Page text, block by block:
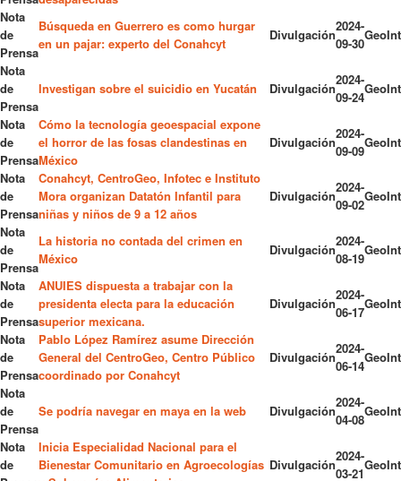
Nota
de
Prensa
Búsqueda en Guerrero es como hurgar
en un pajar: experto del Conahcyt
Divulgación
2024-
09-30
GeoInt
Nota
de
Prensa
Investigan sobre el suicidio en Yucatán Divulgación
2024-
09-24
GeoInt
Nota
de
Prensa
Cómo la tecnología geoespacial expone
el horror de las fosas clandestinas en
México
Divulgación
2024-
09-09
GeoInt
Nota
de
Prensa
Conahcyt, CentroGeo, Infotec e Instituto
Mora organizan Datatón Infantil para
niñas y niños de 9 a 12 años
Divulgación
2024-
09-02
GeoInt
Nota
de
Prensa
La historia no contada del crimen en
México
Divulgación
2024-
08-19
GeoInt
Nota
de
Prensa
ANUIES dispuesta a trabajar con la
presidenta electa para la educación
superior mexicana.
Divulgación
2024-
06-17
GeoInt
Nota
de
Prensa
Pablo López Ramírez asume Dirección
General del CentroGeo, Centro Público
coordinado por Conahcyt
Divulgación
2024-
06-14
GeoInt
Nota
de
Prensa
Se podría navegar en maya en la web Divulgación
2024-
04-08
GeoInt
Nota
de
Inicia Especialidad Nacional para el
Bienestar Comunitario en Agroecologías Divulgación
2024-
03-21
GeoInt